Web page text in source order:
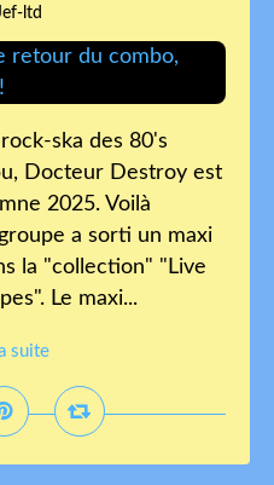
ltd
ska des 80's
Docteur Destroy est
2025. Voilà
a sorti un maxi
la "collection" "Live
Le maxi...
suite